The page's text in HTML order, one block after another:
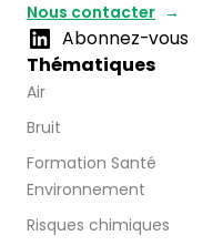
Nous contacter
Abonnez-vous
Thématiques
Air
Bruit
Formation Santé
Environnement
Risques chimiques